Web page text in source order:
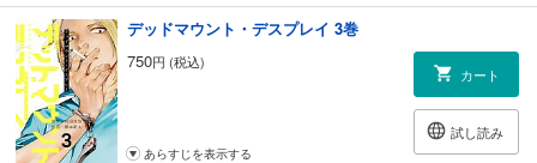
デッドマウント・デスプレイ 3巻
750円 (税込)
カート
試し読み
あらすじを表示する